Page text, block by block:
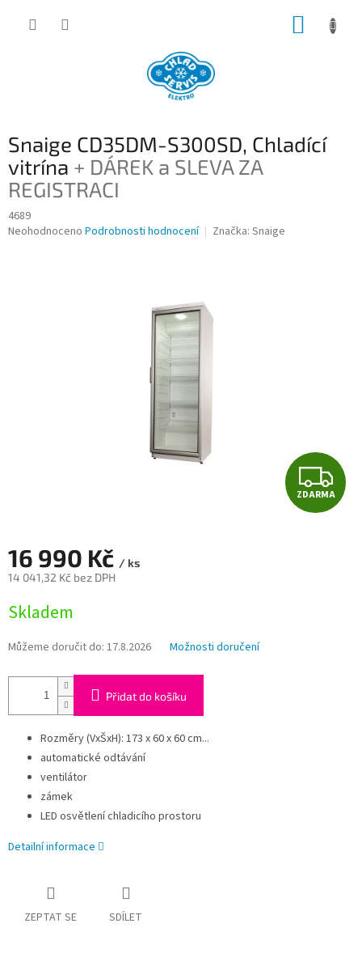
Snaige CD35DM-S300SD, Chladící
vitrína + DÁREK a SLEVA ZA
REGISTRACI
4689
Průměrné
Neohodnoceno Podrobnosti hodnocení Značka: Snaige
Z
D
ZDARMA
16 990 Kč / ks
14 041,32 Kč bez DPH
cena:
Skladem
Můžeme doručit do: 17.8.2026 Možnosti doručení
Přidat do košíku
Rozměry (VxŠxH): 173 x 60 x 60 cm...
automatické odtávání
ventilátor
zámek
LED osvětlení chladicího prostoru
Detailní informace
ZEPTAT SE SDÍLET